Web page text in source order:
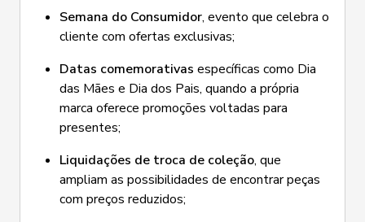
Semana do Consumidor, evento que celebra o
cliente com ofertas exclusivas;
Datas comemorativas específicas como Dia
das Mães e Dia dos Pais, quando a própria
marca oferece promoções voltadas para
presentes;
Liquidações de troca de coleção, que
ampliam as possibilidades de encontrar peças
com preços reduzidos;